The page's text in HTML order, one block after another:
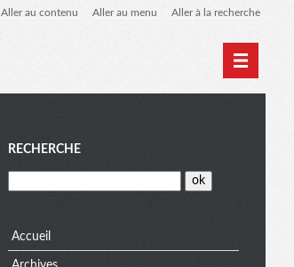
Aller au contenu Aller au menu Aller à la recherche
M
e
RECHERCHE
Accueil